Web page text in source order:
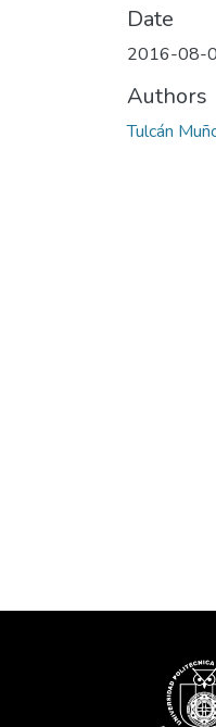
Date
2016-08-
Authors
Tulcán